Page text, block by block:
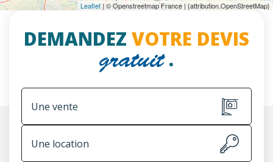
Leaflet | © Openstreetmap France | {attribution.OpenStreetMap}
DEMANDEZ VOTRE DEVIS
gratuit.
Une vente
Une location